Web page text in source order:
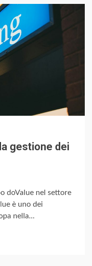
gestione dei
doValue nel settore
è uno dei
nella...